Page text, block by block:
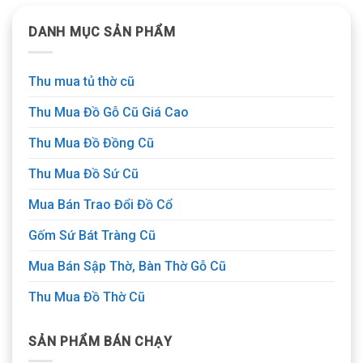
DANH MỤC SẢN PHẨM
Thu mua tủ thờ cũ
Thu Mua Đồ Gỗ Cũ Giá Cao
Thu Mua Đồ Đồng Cũ
Thu Mua Đồ Sứ Cũ
Mua Bán Trao Đổi Đồ Cổ
Gốm Sứ Bát Tràng Cũ
Mua Bán Sập Thờ, Bàn Thờ Gỗ Cũ
Thu Mua Đồ Thờ Cũ
SẢN PHẨM BÁN CHẠY